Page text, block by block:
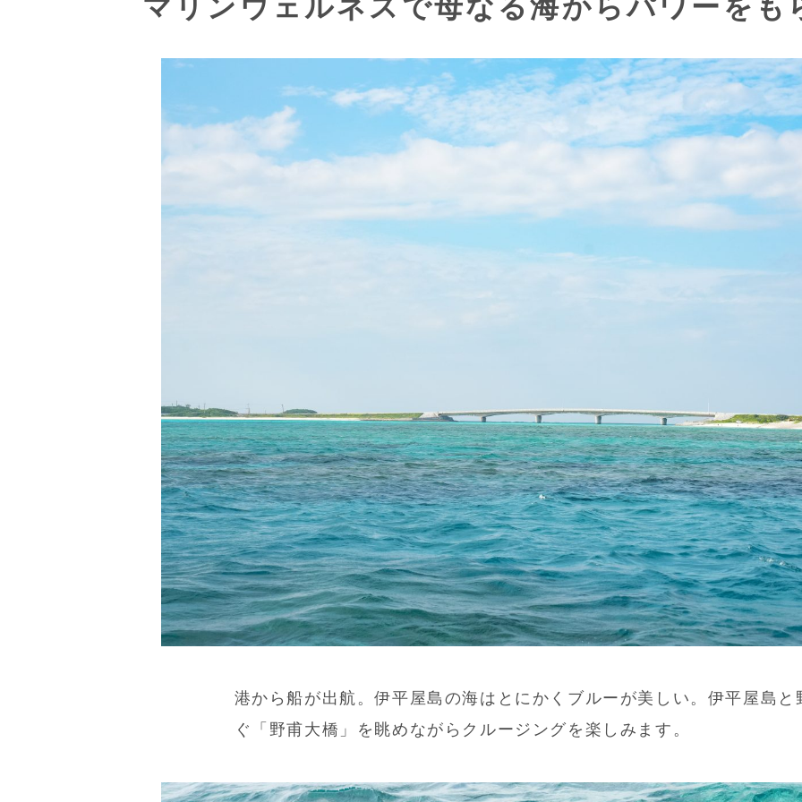
マリンウェルネスで母なる海からパワーをも
港から船が出航。伊平屋島の海はとにかくブルーが美しい。伊平屋島
ぐ「野甫大橋」を眺めながらクルージングを楽しみます。